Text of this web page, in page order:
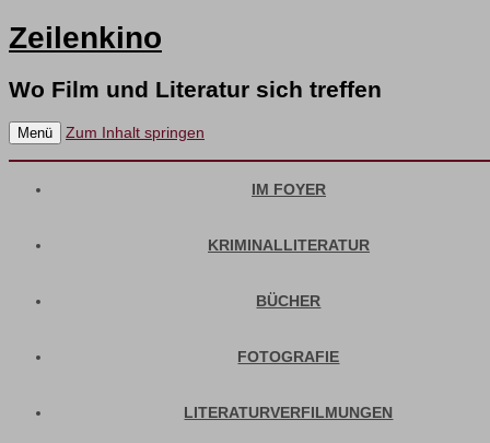
Zeilenkino
Wo Film und Literatur sich treffen
Menü Zum Inhalt springen
IM FOYER
KRIMINALLITERATUR
BÜCHER
FOTOGRAFIE
LITERATURVERFILMUNGEN